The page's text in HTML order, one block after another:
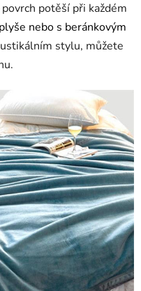
potěší při každém
nebo s beránkovým
stylu, můžete